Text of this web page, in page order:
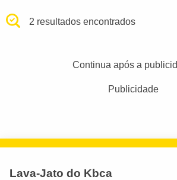
2 resultados encontrados
Continua após a
Publicidade
Lava-Jato do Kbca